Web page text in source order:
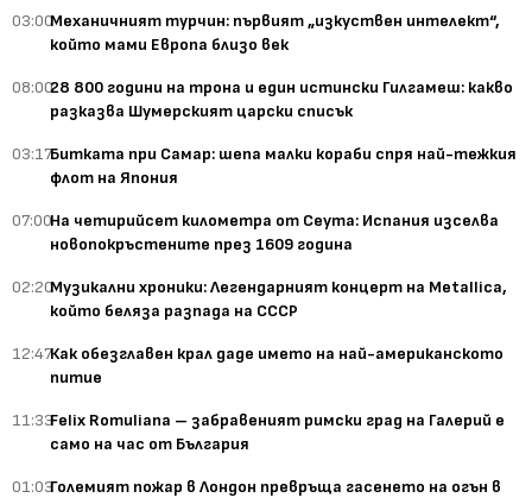
03:00Механичният турчин: първият „изкуствен интелект“,
който мами Европа близо век
08:0028 800 години на трона и един истински Гилгамеш: какво
разказва Шумерският царски списък
03:17Битката при Самар: шепа малки кораби спря най-тежкия
флот на Япония
07:00На четирийсет километра от Сеута: Испания изселва
новопокръстените през 1609 година
02:20Музикални хроники: Легендарният концерт на Metallica,
който беляза разпада на СССР
12:47Как обезглавен крал даде името на най-американското
питие
11:33Felix Romuliana – забравеният римски град на Галерий е
само на час от България
01:03Големият пожар в Лондон превръща гасенето на огън в